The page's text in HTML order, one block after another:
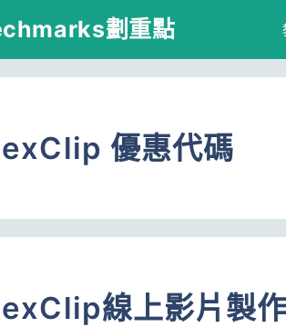
劃重點
優惠代碼
線上影片製